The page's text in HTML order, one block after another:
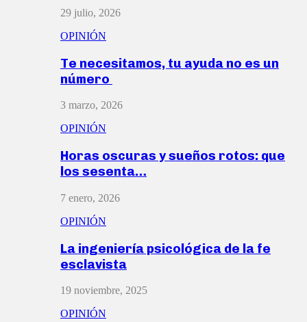
29 julio, 2026
OPINIÓN
Te necesitamos, tu ayuda no es un
número
3 marzo, 2026
OPINIÓN
Horas oscuras y sueños rotos: que
los sesenta…
7 enero, 2026
OPINIÓN
La ingeniería psicológica de la fe
esclavista
19 noviembre, 2025
OPINIÓN